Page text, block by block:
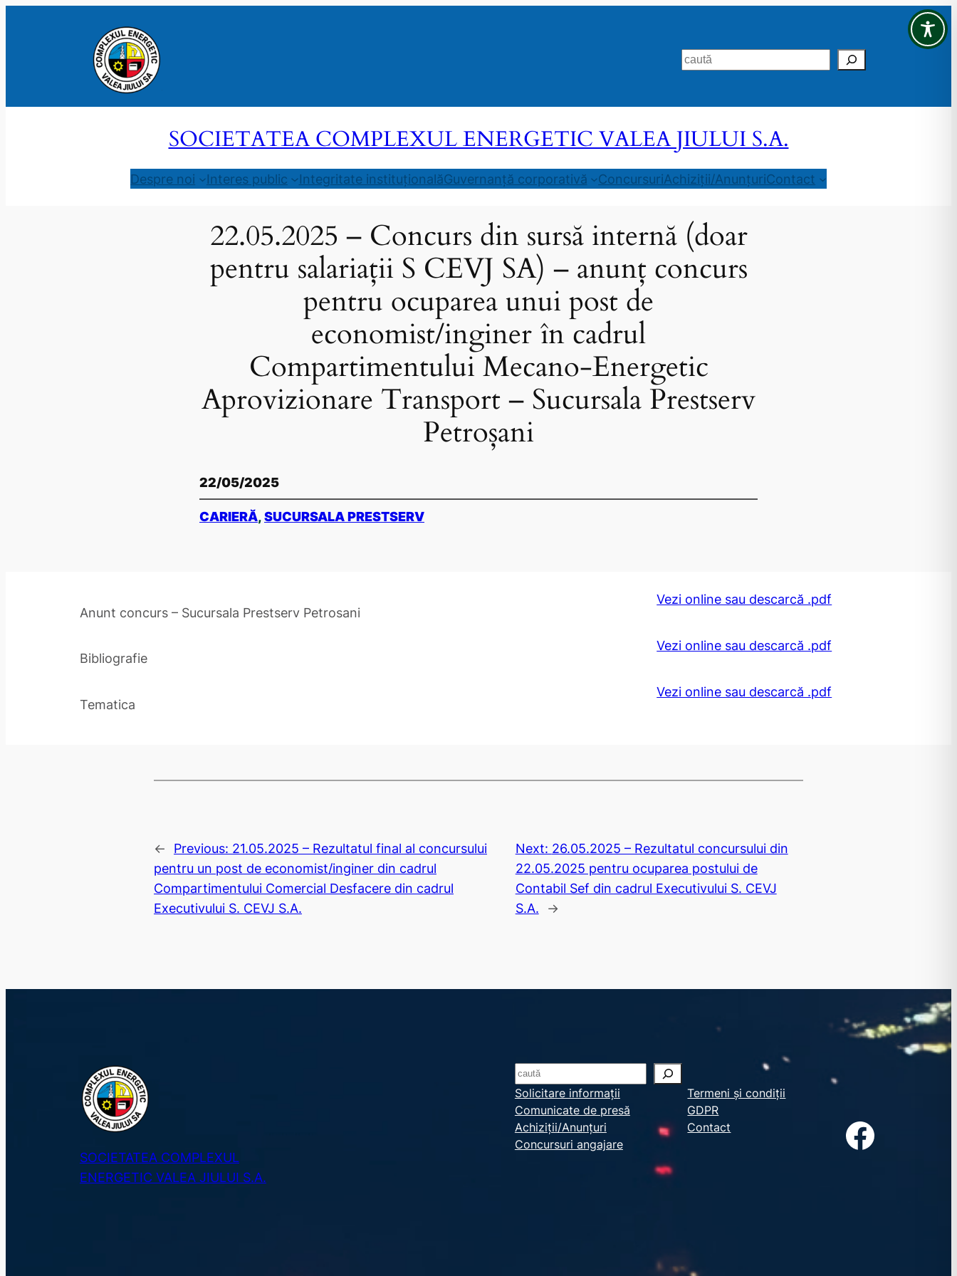
Search
SOCIETATEA COMPLEXUL ENERGETIC VALEA JIULUI S.A.
Despre noi Interes public Integritate instituționalăGuvernanță corporativă ConcursuriAchiziții/AnunțuriContact
22.05.2025 – Concurs din sursă internă (doar
pentru salariații S CEVJ SA) – anunț concurs
pentru ocuparea unui post de
economist/inginer în cadrul
Compartimentului Mecano-Energetic
Aprovizionare Transport – Sucursala Prestserv
Petroșani
22/05/2025
CARIERĂ, SUCURSALA PRESTSERV
Anunt concurs – Sucursala Prestserv Petrosani
Vezi online sau descarcă .pdf
Bibliografie
Vezi online sau descarcă .pdf
Tematica
Vezi online sau descarcă .pdf
← Previous: 21.05.2025 – Rezultatul final al concursului
pentru un post de economist/inginer din cadrul
Compartimentului Comercial Desfacere din cadrul
Executivului S. CEVJ S.A.
Next: 26.05.2025 – Rezultatul concursului din
22.05.2025 pentru ocuparea postului de
Contabil Sef din cadrul Executivului S. CEVJ
S.A.
→
SOCIETATEA COMPLEXUL
ENERGETIC VALEA JIULUI S.A.
S
e
a
r
c
Solicitare informații
Comunicate de presă
Achiziții/Anunțuri
Concursuri angajare
Termeni și condiții
GDPR
Contact
Facebook